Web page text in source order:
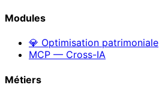
Modules
💎 Optimisation patrimoniale
MCP — Cross-IA
Métiers